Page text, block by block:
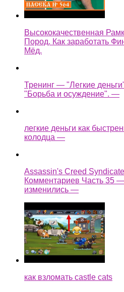
Высококачественная
Пород. Как заработать
Мёд.
Тренинг — "Легкие
"Борьба и осуждение". —
легкие деньги как
колодца —
Assassin's Creed
Комментариев Часть 35
изменились —
как взломать castle cats